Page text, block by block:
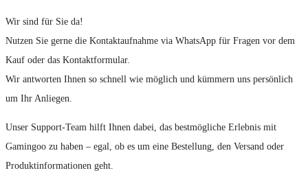
Wir sind für Sie da!
Nutzen Sie gerne die Kontaktaufnahme via WhatsApp für Fragen vor dem
Kauf oder das Kontaktformular.
Wir antworten Ihnen so schnell wie möglich und kümmern uns persönlich
um Ihr Anliegen.
Unser Support-Team hilft Ihnen dabei, das bestmögliche Erlebnis mit
Gamingoo zu haben – egal, ob es um eine Bestellung, den Versand oder
Produktinformationen geht.